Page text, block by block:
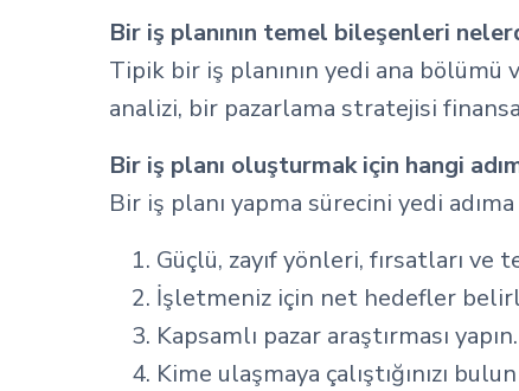
Bir iş planının temel bileşenleri
Tipik bir iş planının yedi ana bölümü
analizi, bir pazarlama stratejisi
Bir iş planı oluşturmak için hangi
Bir iş planı yapma sürecini yedi
Güçlü, zayıf yönleri, fırsatları
İşletmeniz için net hedefler
Kapsamlı pazar araştırması yapın.
Kime ulaşmaya çalıştığınızı